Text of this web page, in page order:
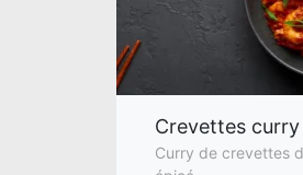
Crevettes curry
Curry de crevettes